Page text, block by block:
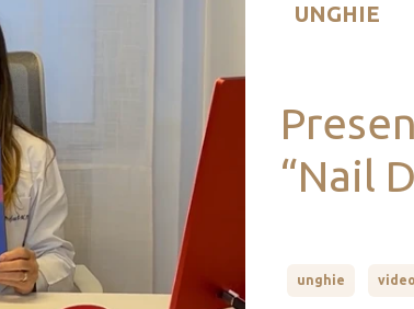
UNGHIE
“Nail
unghie video